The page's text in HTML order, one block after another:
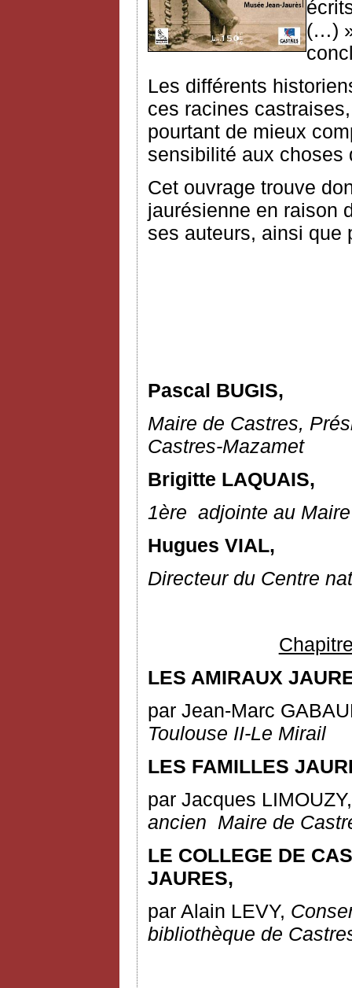
(…)
Les différents
ces racines
pourtant de mieux
sensibilité aux choses
Cet ouvrage trouve
jaurésienne en raison
ses auteurs, ainsi que
Pascal BUGIS,
Maire de Castres,
Castres-Mazamet
Brigitte LAQUAIS,
1ère adjointe au
Hugues VIAL,
Directeur du Centre
LES AMIRAUX
par Jean-Marc
Toulouse II-Le Mirail
LES FAMILLES
par Jacques
ancien Maire de
LE COLLEGE DE
JAURES,
par Alain LEVY,
bibliothèque de